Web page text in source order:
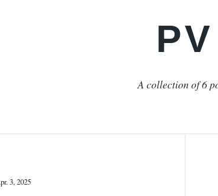
PV
A collection of 6
3, 2025